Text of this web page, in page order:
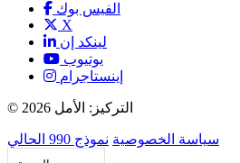
الفيس بوك
X
لينكد إن
يوتيوب
إينستاجرام
© 2026 التركيز: الأمل
سياسة الخصوصية نموذج 990 الحالي